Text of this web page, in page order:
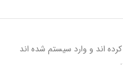
اند و وارد سیستم شده اند